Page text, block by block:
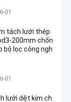
dệt kim
01
tách lưới thép
200mm chốn
bộ lọc công ngh
dệt kim
01
lưới dệt kim ch